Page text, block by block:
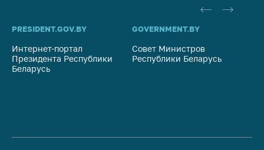
PRESIDENT.GOV.BY
Интернет-портал
Президента Республики
Беларусь
GOVERNMENT.BY
Совет Министров
Республики Беларусь